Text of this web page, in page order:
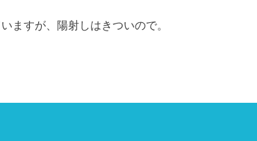
ますが、陽射しはきついので。